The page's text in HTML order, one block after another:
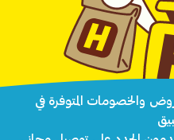
والخصومات المتوفرة في